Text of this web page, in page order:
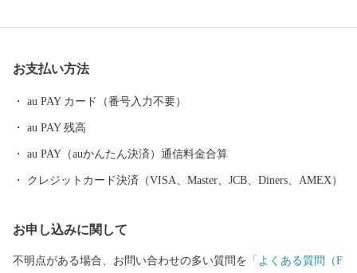
創り・繋いでいく為のプロジェクトが策定されました。それが ”錦
（町）・寄附者の皆さまの「想い」を直接町の力に変え、錦江町
ふるさと納税に関わっていただく皆さまとの「絆」を深めるため
に、寄附者の皆さまが町の「取り組み」や事業者の「想い」に共
お支払い方法
au PAY カード（番号入力不要）
au PAY 残高
au PAY（auかんたん決済）通信料金合算
クレジットカード決済（VISA、Master、JCB、Diners、AMEX）
お申し込みに関して
不明点がある場合、お問い合わせの多い質問を 「よくある質問（F